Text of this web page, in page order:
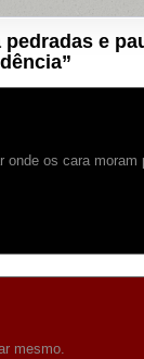
pedradas e
”
onde os cara moram
mesmo.